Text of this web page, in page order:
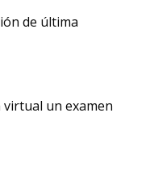
de última
virtual un examen